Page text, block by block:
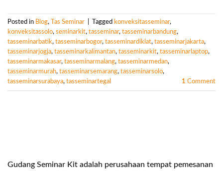
Posted in Blog, Tas Seminar Tagged konveksitasseminar,
konveksitassolo, seminarkit, tasseminar, tasseminarbandung,
tasseminarbatik, tasseminarbogor, tasseminardiklat, tasseminarjakarta,
tasseminarjogja, tasseminarkalimantan, tasseminarkit, tasseminarlaptop,
tasseminarmakasar, tasseminarmalang, tasseminarmedan,
tasseminarmurah, tasseminarsemarang, tasseminarsolo,
tasseminarsurabaya, tasseminartegal 1 Comment
Gudang Seminar Kit adalah perusahaan tempat pemesanan